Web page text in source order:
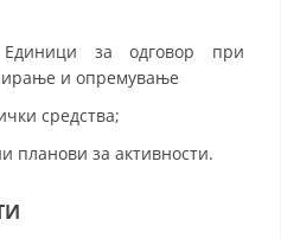
за одговор при
и опремување
средства;
планови за активности.